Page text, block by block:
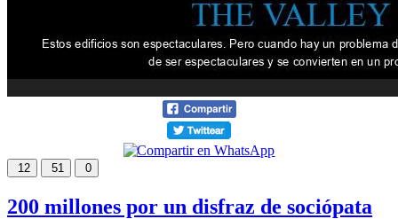
12 51 0
200 millones por un disfraz de sociópata